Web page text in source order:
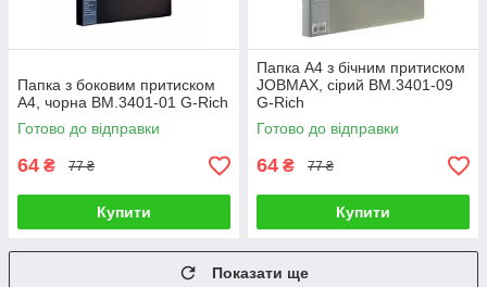
Папка з боковим притиском
А4, чорна BM.3401-01 G-Rich
Готово до відправки
64 ₴ 77 ₴
Купити
Папка A4 з бічним притиском
JOBMAX, сірий BM.3401-09
G-Rich
Готово до відправки
64 ₴ 77 ₴
Купити
Показати ще